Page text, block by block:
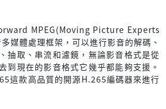
MPEG(Moving Picture Experts
媒體處理框架，可以進行影音的解碼、
抽取、串流和濾鏡，無論影音格式是從
到現在的影音格式它幾乎都能夠支援。
這款高品質的開源H.265編碼器來進行